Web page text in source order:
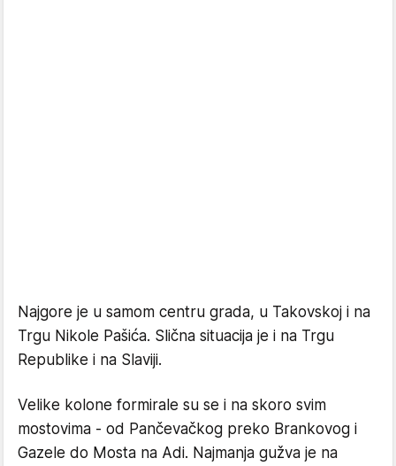
Najgore je u samom centru grada, u Takovskoj i na
Trgu Nikole Pašića. Slična situacija je i na Trgu
Republike i na Slaviji.
Velike kolone formirale su se i na skoro svim
mostovima - od Pančevačkog preko Brankovog i
Gazele do Mosta na Adi. Najmanja gužva je na